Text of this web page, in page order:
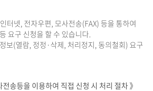
터넷, 전자우편, 모사전송(FAX) 등을 통하여
요구 신청을 할 수 있습니다.
보(열람, 정정·삭제, 처리정지, 동의철회) 요구
전송등을 이용하여 직접 신청 시 처리 절차 》